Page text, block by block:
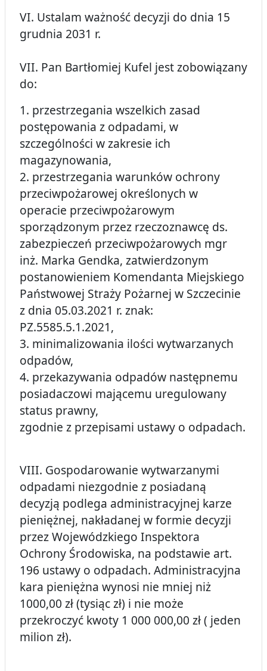
VI. Ustalam ważność decyzji do dnia 15
grudnia 2031 r.
VII. Pan Bartłomiej Kufel jest zobowiązany
do:
1. przestrzegania wszelkich zasad
postępowania z odpadami, w
szczególności w zakresie ich
magazynowania,
2. przestrzegania warunków ochrony
przeciwpożarowej określonych w
operacie przeciwpożarowym
sporządzonym przez rzeczoznawcę ds.
zabezpieczeń przeciwpożarowych mgr
inż. Marka Gendka, zatwierdzonym
postanowieniem Komendanta Miejskiego
Państwowej Straży Pożarnej w Szczecinie
z dnia 05.03.2021 r. znak:
PZ.5585.5.1.2021,
3. minimalizowania ilości wytwarzanych
odpadów,
4. przekazywania odpadów następnemu
posiadaczowi mającemu uregulowany
status prawny,
zgodnie z przepisami ustawy o odpadach.
VIII. Gospodarowanie wytwarzanymi
odpadami niezgodnie z posiadaną
decyzją podlega administracyjnej karze
pieniężnej, nakładanej w formie decyzji
przez Wojewódzkiego Inspektora
Ochrony Środowiska, na podstawie art.
196 ustawy o odpadach. Administracyjna
kara pieniężna wynosi nie mniej niż
1000,00 zł (tysiąc zł) i nie może
przekroczyć kwoty 1 000 000,00 zł ( jeden
milion zł).